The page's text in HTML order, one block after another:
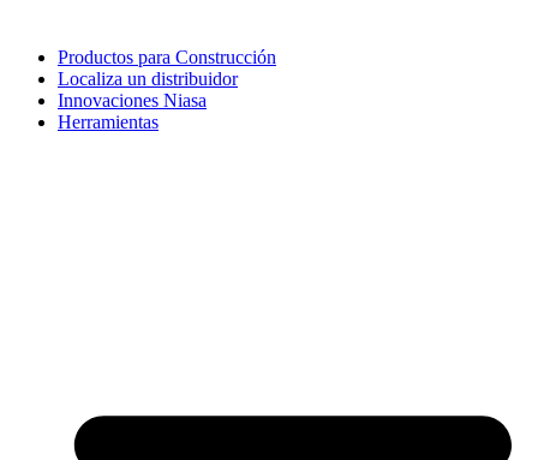
Productos para Construcción
Localiza un distribuidor
Innovaciones Niasa
Herramientas